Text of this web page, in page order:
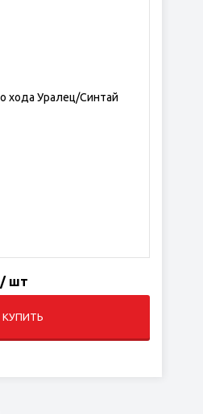
/ шт
КУПИТЬ